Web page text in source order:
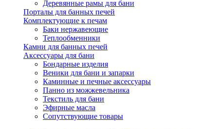
Деревянные рамы для бани
Порталы для банных печей
Комплектующие к печам
Баки нержавеющие
Теплообменники
Камни для банных печей
Аксессуары для бани
Бондарные изделия
Веники для бани и запарки
Каминные и печные аксессуары
Панно из можжевельника
Текстиль для бани
Эфирные масла
Сопутствующие товары